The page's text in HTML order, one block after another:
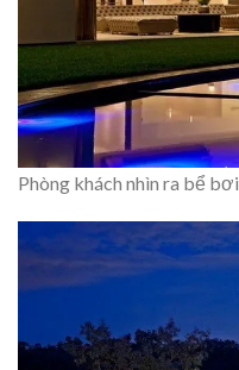
Phòng khách nhìn ra bể bơi